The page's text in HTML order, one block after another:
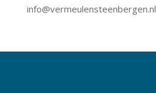
info@vermeulensteenbergen.nl